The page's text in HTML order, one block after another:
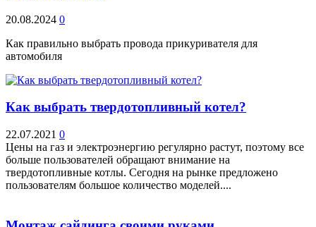
20.08.2024 0
Как правильно выбрать провода прикуривателя для
автомобиля
Как выбрать твердотопливный котел?
22.07.2021 0
Цены на газ и электроэнергию регулярно растут, поэтому все
больше пользователей обращают внимание на
твердотопливные котлы. Сегодня на рынке предложено
пользователям большое количество моделей....